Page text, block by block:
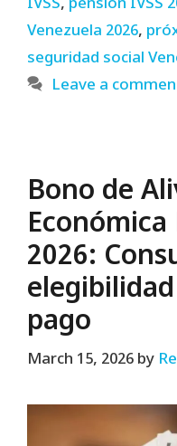
IVSS, pensión IVSS
Venezuela 2026,
seguridad social
Leave a
Bono de
2026:
pago
March 15, 2026 by